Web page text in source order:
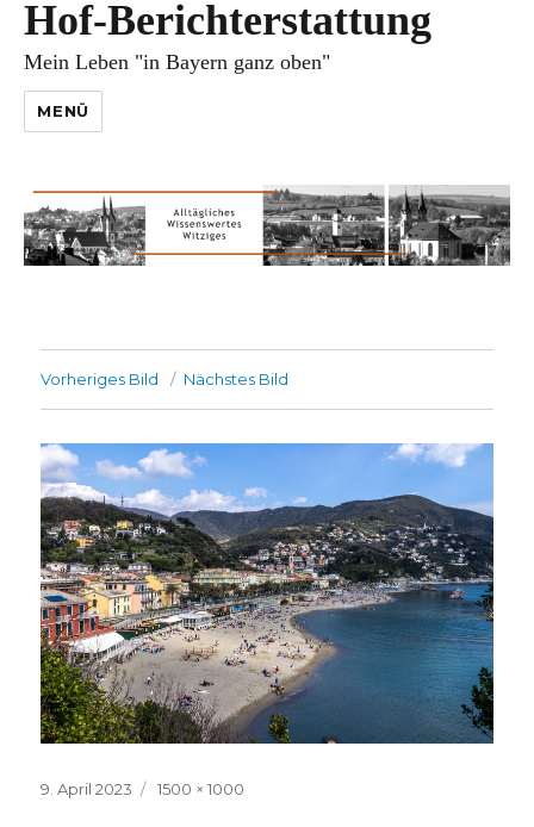
Hof-Berichterstattung
Mein Leben "in Bayern ganz oben"
MENÜ
Vorheriges Bild Nächstes Bild
Veröffentlicht
9. April 2023
Volle
1500 × 1000